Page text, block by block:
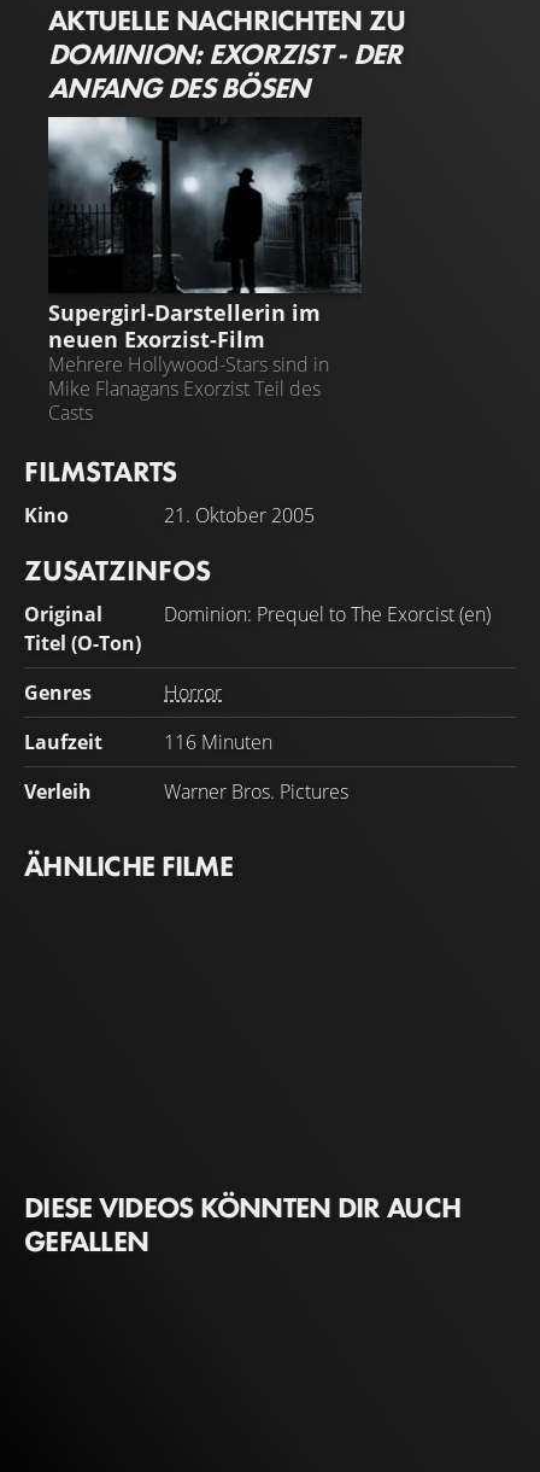
AKTUELLE NACHRICHTEN ZU
DOMINION: EXORZIST - DER
ANFANG DES BÖSEN
DER EXORZIST
Supergirl-Darstellerin im
neuen Exorzist-Film
Mehrere Hollywood-Stars sind in
Mike Flanagans Exorzist Teil des
Casts
FILMSTARTS
Kino 21. Oktober 2005
ZUSATZINFOS
Original
Titel (O-Ton)
Dominion: Prequel to The Exorcist (en)
Genres
Horror
Laufzeit
116 Minuten
Verleih
Warner Bros. Pictures
ÄHNLICHE FILME
DIESE VIDEOS KÖNNTEN DIR AUCH
GEFALLEN